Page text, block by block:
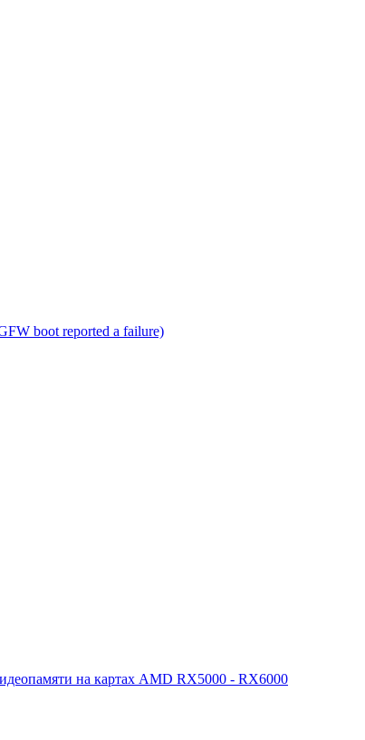
boot reported a failure)
на картах AMD RX5000 - RX6000